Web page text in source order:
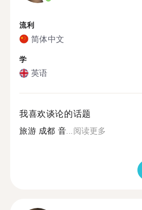
流利
简体中文
学
英语
我喜欢谈论的话题
旅游 成都 音...阅读更多